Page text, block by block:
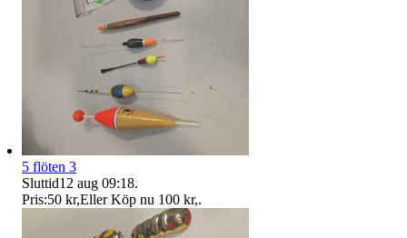
5 flöten 3
Sluttid12 aug 09:18.
Pris:50 kr,Eller Köp nu 100 kr,.